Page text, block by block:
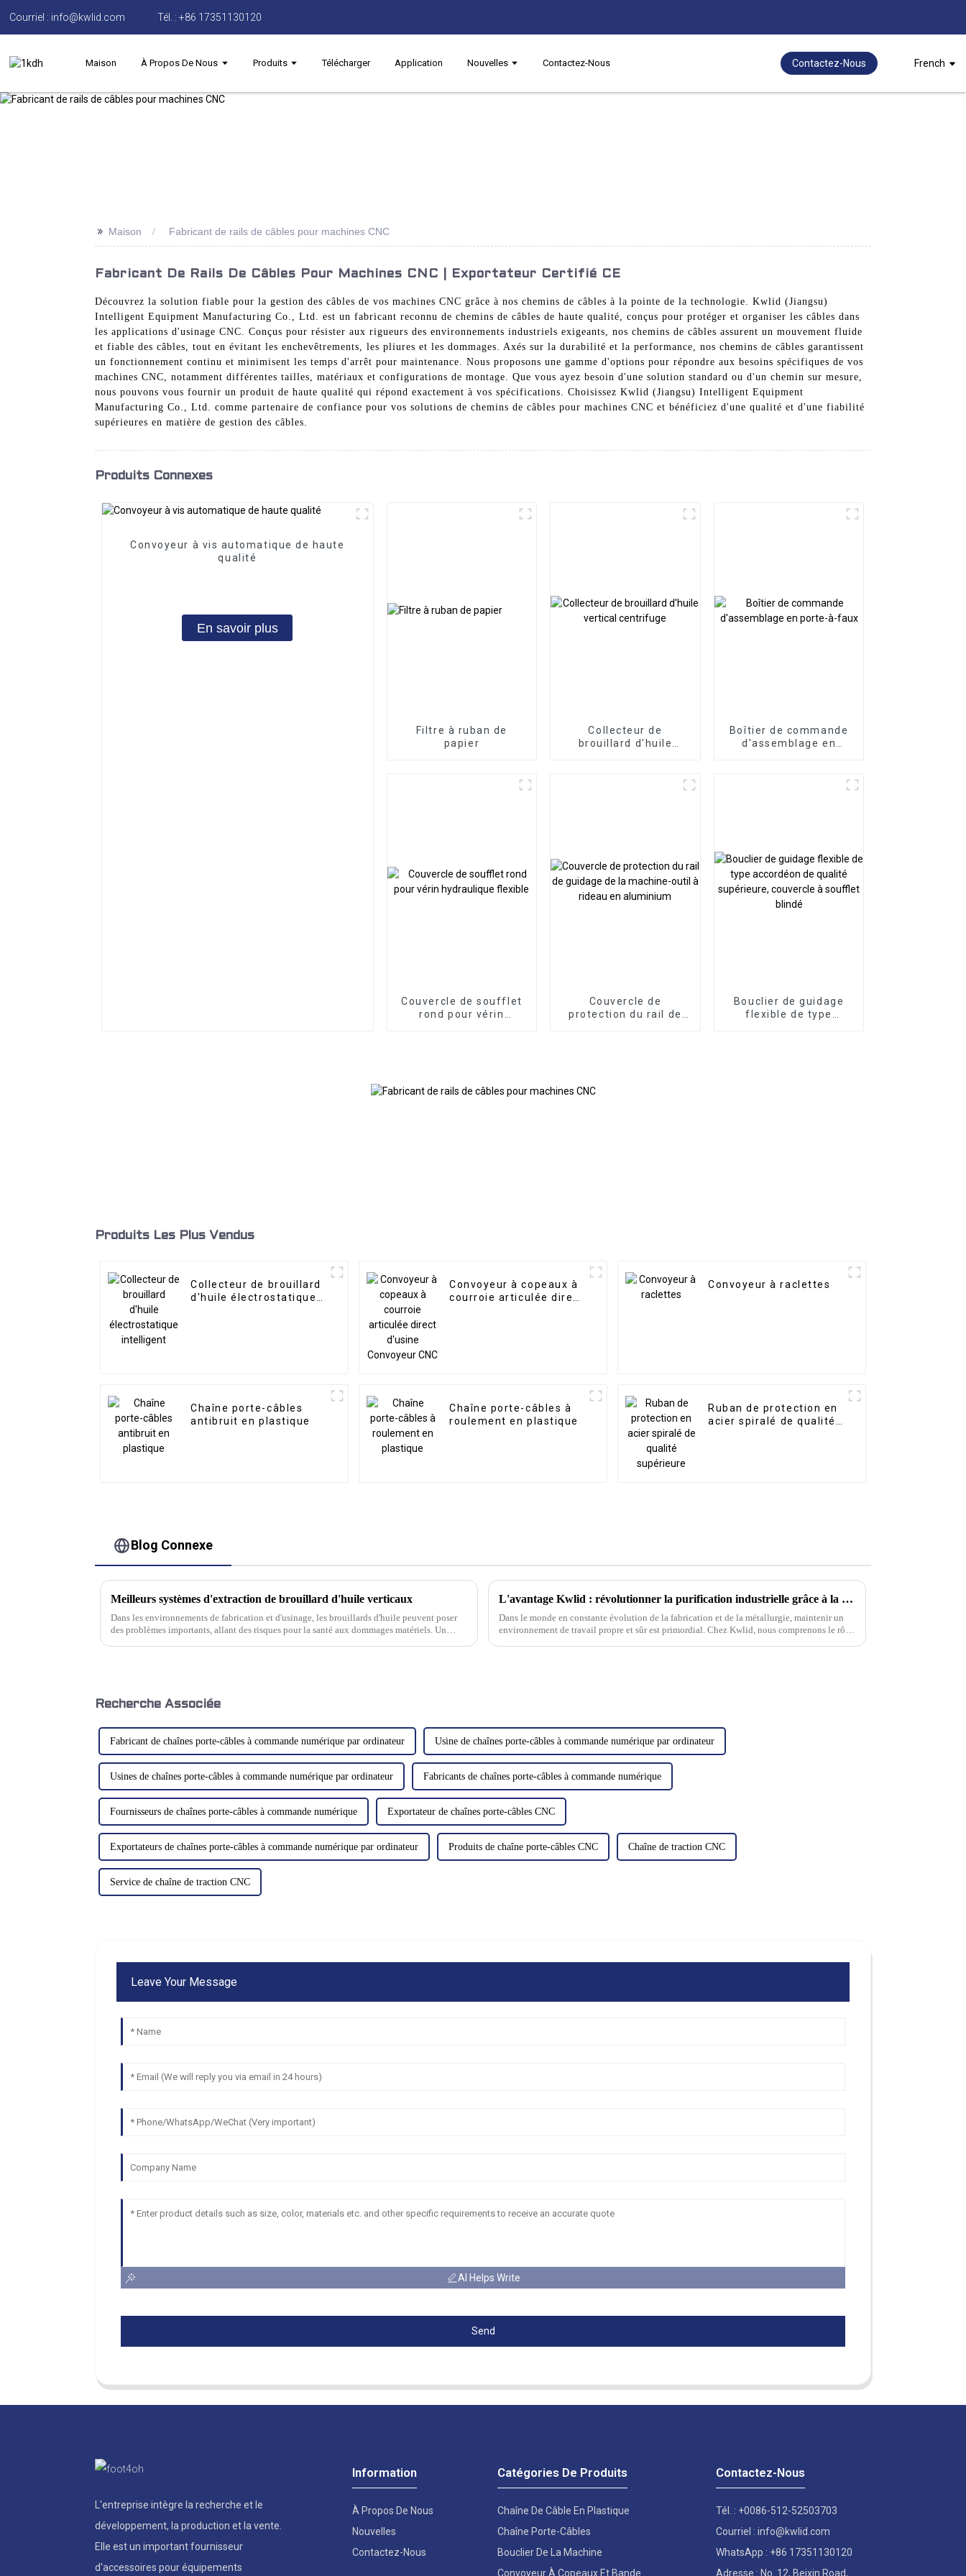
Courriel : info@kwlid.com Tél. : +86 17351130120
Maison À Propos De Nous Produits Télécharger Application Nouvelles Contactez-Nous Contactez-Nous French
>> Maison Fabricant de rails de câbles pour machines CNC
Fabricant De Rails De Câbles Pour Machines CNC | Exportateur Certifié CE
Découvrez la solution fiable pour la gestion des câbles de vos machines CNC grâce à nos chemins de câbles à la pointe de la technologie. Kwlid (Jiangsu)
Intelligent Equipment Manufacturing Co., Ltd. est un fabricant reconnu de chemins de câbles de haute qualité, conçus pour protéger et organiser les câbles dans
les applications d'usinage CNC. Conçus pour résister aux rigueurs des environnements industriels exigeants, nos chemins de câbles assurent un mouvement fluide
et fiable des câbles, tout en évitant les enchevêtrements, les pliures et les dommages. Axés sur la durabilité et la performance, nos chemins de câbles garantissent
un fonctionnement continu et minimisent les temps d'arrêt pour maintenance. Nous proposons une gamme d'options pour répondre aux besoins spécifiques de vos
machines CNC, notamment différentes tailles, matériaux et configurations de montage. Que vous ayez besoin d'une solution standard ou d'un chemin sur mesure,
nous pouvons vous fournir un produit de haute qualité qui répond exactement à vos spécifications. Choisissez Kwlid (Jiangsu) Intelligent Equipment
Manufacturing Co., Ltd. comme partenaire de confiance pour vos solutions de chemins de câbles pour machines CNC et bénéficiez d'une qualité et d'une fiabilité
supérieures en matière de gestion des câbles.
Produits Connexes
Convoyeur à vis automatique de haute
qualité
En savoir plus
Filtre à ruban de
papier
Collecteur de
brouillard d'huile
Boîtier de commande
d'assemblage en
Couvercle de soufflet
rond pour vérin
Couvercle de
protection du rail de
Bouclier de guidage
flexible de type
Produits Les Plus Vendus
Collecteur de brouillard
d'huile électrostatique
Convoyeur à copeaux à
courroie articulée direct
Convoyeur à raclettes
Chaîne porte-câbles
antibruit en plastique
Chaîne porte-câbles à
roulement en plastique
Ruban de protection en
acier spiralé de qualité
Blog Connexe
Meilleurs systèmes d'extraction de brouillard d'huile verticaux
Dans les environnements de fabrication et d'usinage, les brouillards d'huile peuvent poser
des problèmes importants, allant des risques pour la santé aux dommages matériels. Un
L'avantage Kwlid : révolutionner la purification industrielle grâce à la collecte électrostatique intelligente des brouillards d'huile
Dans le monde en constante évolution de la fabrication et de la métallurgie, maintenir un
environnement de travail propre et sûr est primordial. Chez Kwlid, nous comprenons le rôle
Recherche Associée
Fabricant de chaînes porte-câbles à commande numérique par ordinateur Usine de chaînes porte-câbles à commande numérique par ordinateur
Usines de chaînes porte-câbles à commande numérique par ordinateur Fabricants de chaînes porte-câbles à commande numérique
Fournisseurs de chaînes porte-câbles à commande numérique Exportateur de chaînes porte-câbles CNC
Exportateurs de chaînes porte-câbles à commande numérique par ordinateur Produits de chaîne porte-câbles CNC Chaîne de traction CNC
Service de chaîne de traction CNC
Leave Your Message
AI Helps Write
Send
L'entreprise intègre la recherche et le
développement, la production et la vente.
Elle est un important fournisseur
d'accessoires pour équipements
Information
À Propos De Nous
Nouvelles
Contactez-Nous
Catégories De Produits
Chaîne De Câble En Plastique
Chaîne Porte-Câbles
Bouclier De La Machine
Convoyeur À Copeaux Et Bande
Contactez-Nous
Tél. : +0086-512-52503703
Courriel : info@kwlid.com
WhatsApp : +86 17351130120
Adresse : No. 12, Beixin Road,